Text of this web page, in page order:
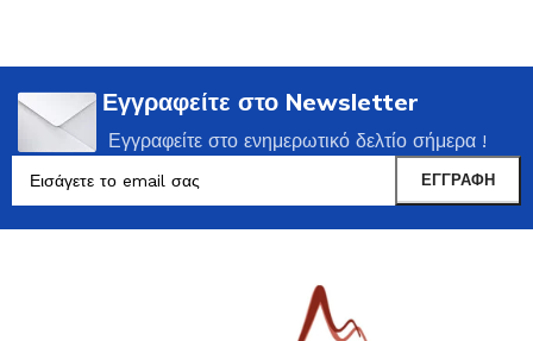
Εγγραφείτε στο Newsletter
Εγγραφείτε στο ενημερωτικό δελτίο σήμερα !